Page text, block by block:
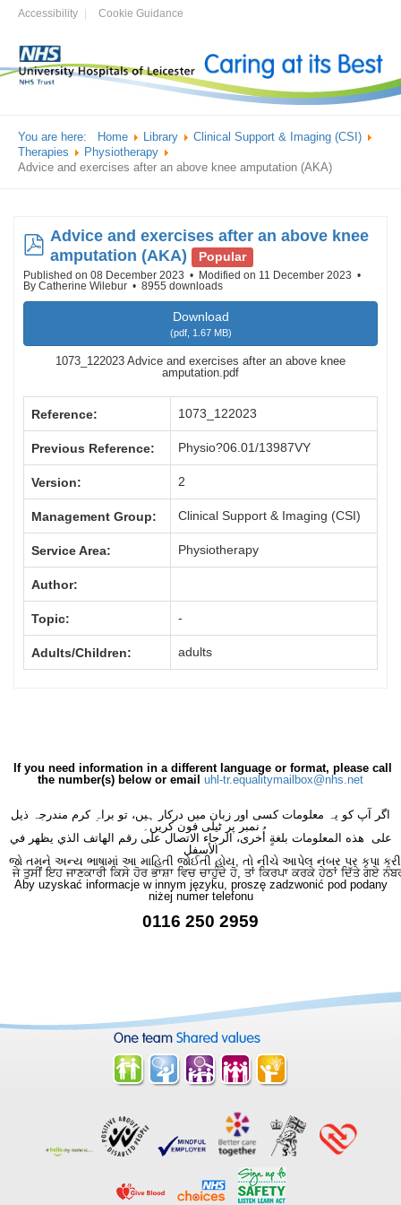
Accessibility Cookie Guidance
You are here: Home Library
Clinical Support & Imaging (CSI)
Therapies
Physiotherapy
Advice and exercises after an above knee amputation (AKA)
pdf
Advice and exercises after an above knee
amputation (AKA)
Popular
Published on 08 December 2023
Modified on 11 December 2023
By Catherine Wilebur 8955 downloads
Download
(pdf, 1.67 MB)
1073_122023 Advice and exercises after an above knee
amputation.pdf
Reference: 1073_122023
Previous Reference: Physio?06.01/13987VY
Version: 2
Management Group: Clinical Support & Imaging (CSI)
Service Area: Physiotherapy
Author:
Topic: -
Adults/Children: adults
If you need information in a different language or format, please call
the number(s) below or email uhl-tr.equalitymailbox@nhs.net
اگر آپ کو یہ معلومات کسی اور زبان میں درکار ہیں، تو براہِ کرم مندرجہ ذیل
نمبر پر ٹیلی فون کریں۔
على هذه المعلومات بلغةٍ أُخرى، الرجاء الاتصال على رقم الهاتف الذي يظهر في
الأسفل
જો તમને અન્ય ભાષામાં આ માહિતી જોઈતી હોય, તો નીચે આપેલ નંબર પર કૃપા કરી
ਜੇ ਤੁਸੀਂ ਇਹ ਜਾਣਕਾਰੀ ਕਿਸੇ ਹੋਰ ਭਾਸ਼ਾ ਵਿਚ ਚਾਹੁੰਦੇ ਹੋ, ਤਾਂ ਕਿਰਪਾ ਕਰਕੇ ਹੇਠਾਂ ਦਿੱਤੇ ਗਏ
Aby uzyskać informacje w innym języku, proszę zadzwonić pod podany
niżej numer telefonu
0116 250 2959